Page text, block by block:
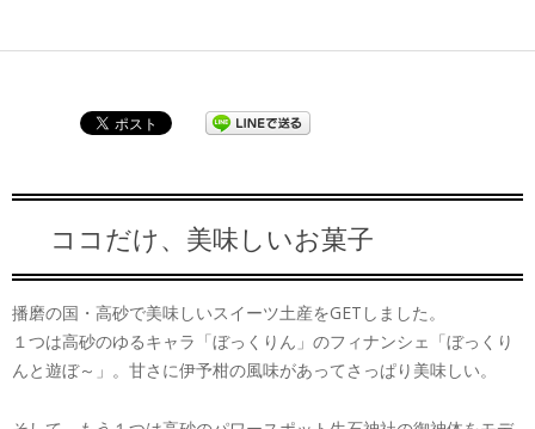
ココだけ、美味しいお菓子
播磨の国・高砂で美味しいスイーツ土産をGETしました。
１つは高砂のゆるキャラ「ぼっくりん」のフィナンシェ「ぼっくり
んと遊ぼ～」。甘さに伊予柑の風味があってさっぱり美味しい。